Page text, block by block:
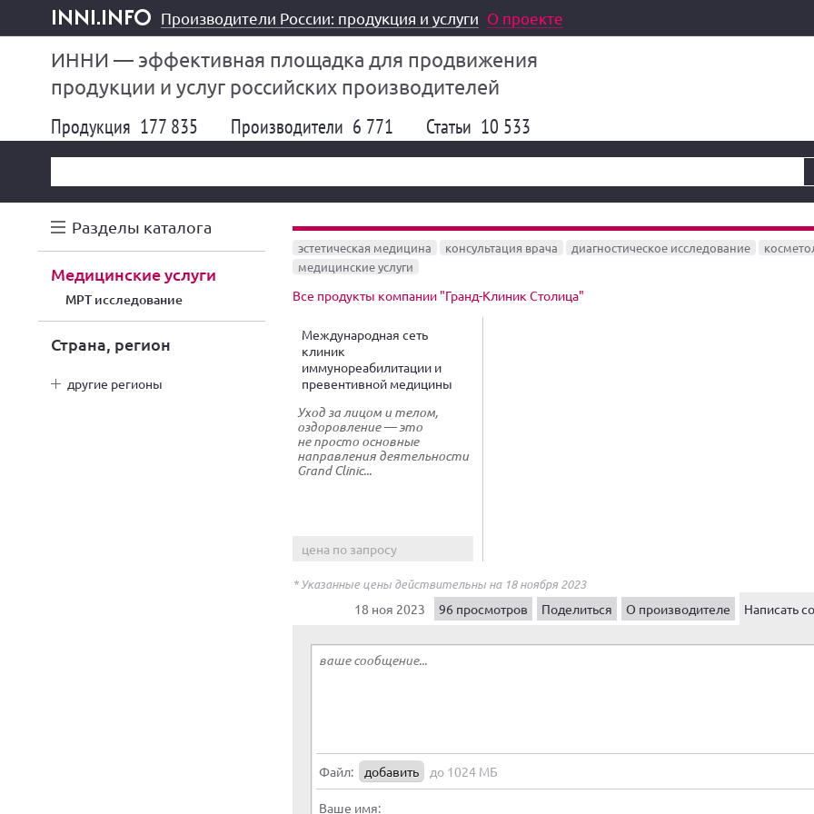
inni.info
Производители России: продукция и услуги О проекте
ИННИ — эффективная площадка для продвижения
продукции и услуг российских производителей
Продукция 177 835 Производители 6 771 Статьи 10 533
Разделы каталога
медицинские услуги
МРТ исследование
Страна, регион
другие регионы
эстетическая медицина консультация врача диагностическое исследование
медицинские услуги
Все продукты компании "Гранд-Клиник Столица"
Международная сеть
клиник
иммунореабилитации и
превентивной медицины
Уход за лицом и телом,
оздоровление — это
не просто основные
направления деятельности
Grand Clinic...
цена по запросу
* Указанные цены действительны на 18 ноября 2023
18 ноя 2023
96 просмотров Поделиться О производителе Написать
Файл: добавить до 1024 МБ
Ваше имя: